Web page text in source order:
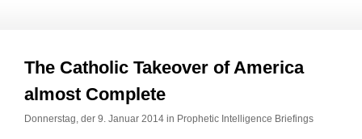
The Catholic Takeover of America
almost Complete
Donnerstag, der 9. Januar 2014 in Prophetic Intelligence Briefings